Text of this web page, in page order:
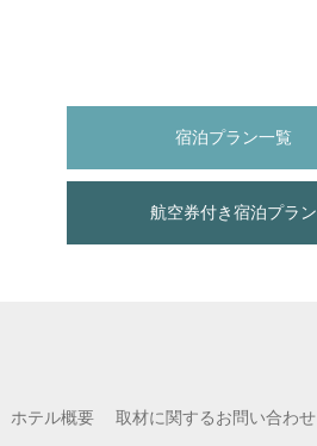
宿泊プラン一覧
航空券付き宿泊プラン
ホテル概要 取材に関するお問い合わせ